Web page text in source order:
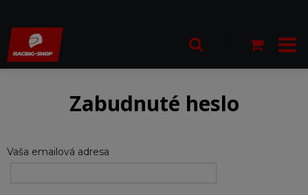
Zabudnuté heslo
Vaša emailová adresa